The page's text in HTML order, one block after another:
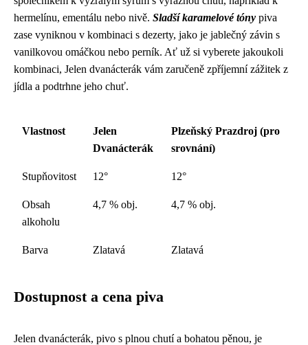
hermelínu, ementálu nebo nivě. Sladší karamelové tóny piva
zase vyniknou v kombinaci s dezerty, jako je jablečný závin s
vanilkovou omáčkou nebo perník. Ať už si vyberete jakoukoli
kombinaci, Jelen dvanácterák vám zaručeně zpříjemní zážitek z
jídla a podtrhne jeho chuť.
Vlastnost
Jelen
Dvanácterák
Plzeňský Prazdroj (pro
srovnání)
Stupňovitost 12° 12°
Obsah
alkoholu
4,7 % obj. 4,7 % obj.
Barva Zlatavá Zlatavá
Dostupnost a cena piva
Jelen dvanácterák, pivo s plnou chutí a bohatou pěnou, je